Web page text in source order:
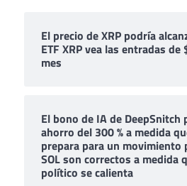
El precio de XRP podría
ETF XRP vea las entradas
mes
El bono de IA de
ahorro del 300 % a medida
prepara para un movimiento
SOL son correctos a medida
político se calienta